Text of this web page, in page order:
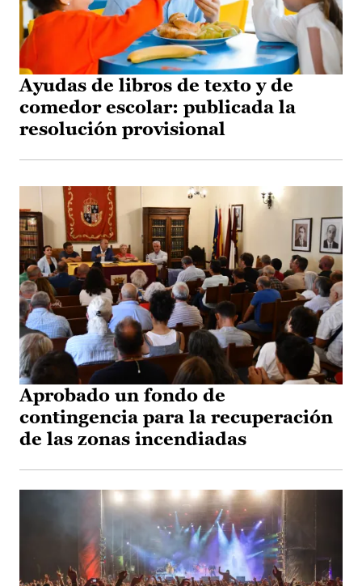
Ayudas de libros de texto y de
comedor escolar: publicada la
resolución provisional
Aprobado un fondo de
contingencia para la recuperación
de las zonas incendiadas